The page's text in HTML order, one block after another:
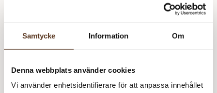
Samtycke Information Om
Denna webbplats använder cookies
Vi använder enhetsidentifierare för att anpassa innehållet
Addi Classic Lace Rundstickor – 2.50 mm, 80 cm (89
Addi Classic Lace Rundstickor – 3.00 mm, 80 cm (89
kr)
Prisspecifikation
Namn Pris/st Antal Total